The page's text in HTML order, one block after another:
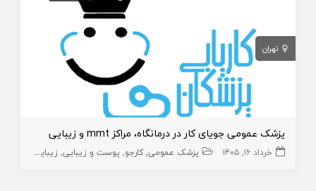
تهران
پزشک عمومی جویای کار در درمانگاه، مراکز mmt و زیبایی
خرداد ۱۶, ۱۴۰۵ پزشک عمومی کارجو پوست و زیبایی زیبایی